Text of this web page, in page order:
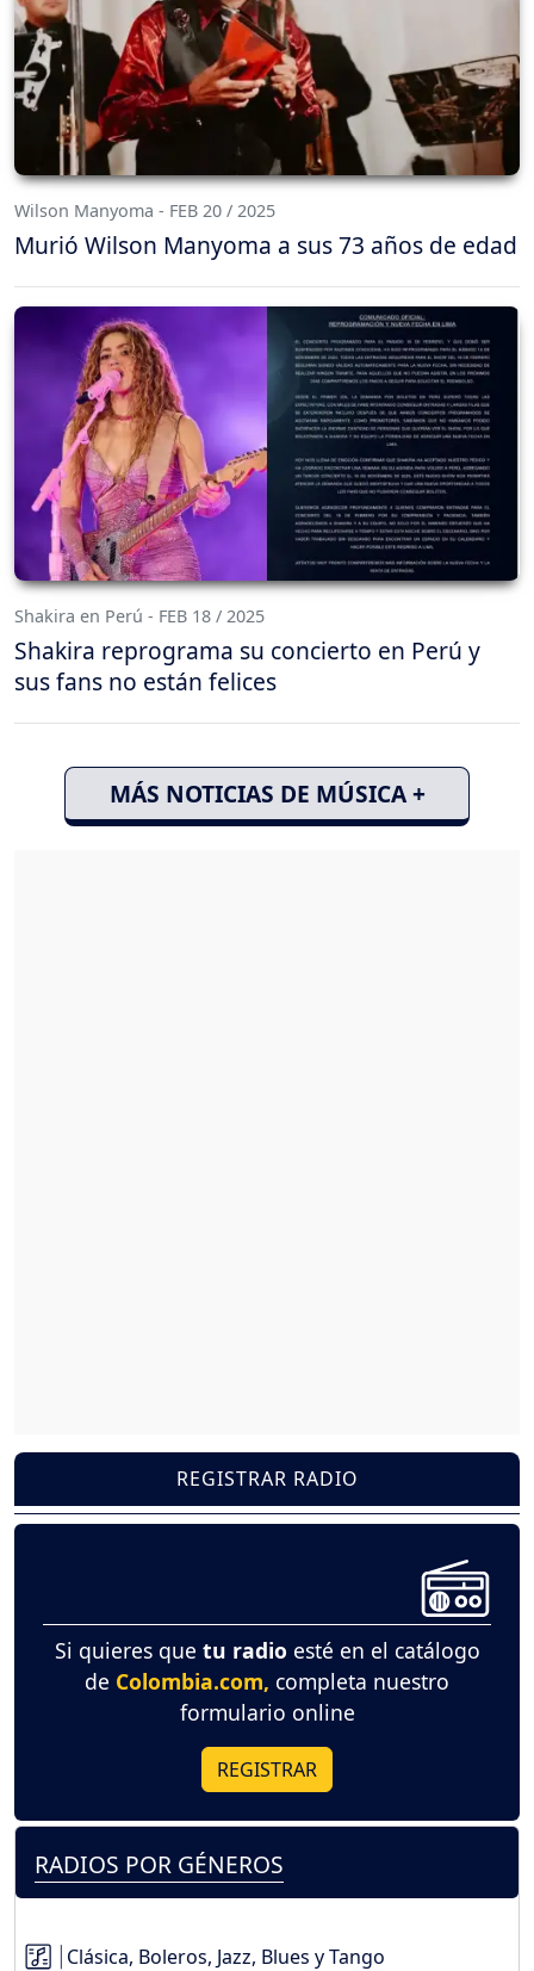
Wilson Manyoma - FEB 20 / 2025
Murió Wilson Manyoma a sus 73 años de edad
Shakira en Perú - FEB 18 / 2025
Shakira reprograma su concierto en Perú y
sus fans no están felices
MÁS NOTICIAS DE MÚSICA +
REGISTRAR RADIO
Si quieres que tu radio esté en el catálogo
de Colombia.com, completa nuestro
formulario online
REGISTRAR
RADIOS POR GÉNEROS
Clásica, Boleros, Jazz, Blues y Tango